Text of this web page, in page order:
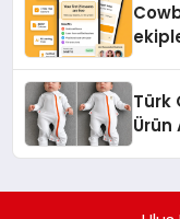
Türk
Ürün